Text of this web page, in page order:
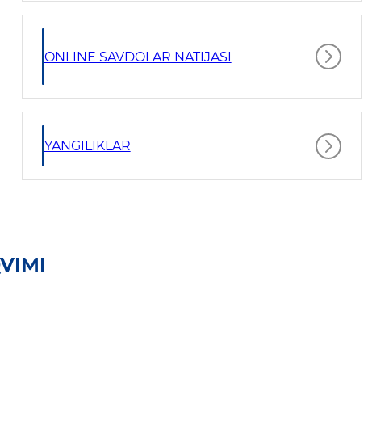
ONLINE SAVDOLAR NATIJASI
YANGILIKLAR